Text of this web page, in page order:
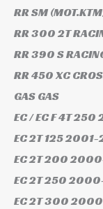
RR SM
RR 300 2T
RR 390 S
RR 450 XC
GAS GAS
EC / EC F 4T 250
EC 2T 1252001-
EC 2T 200
EC 2T 250
EC 2T 300